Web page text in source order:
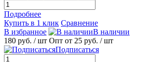
Подробнее
Купить в 1 клик Сравнение
В избранное
В наличии
180 руб. / шт Опт от 25 руб. / шт
Подписаться